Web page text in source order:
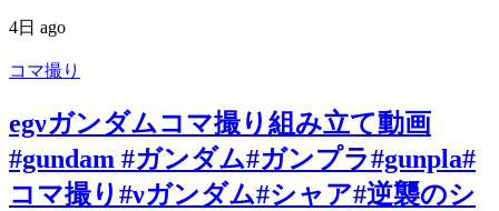
4日 ago
コマ撮り
egνガンダムコマ撮り組み立て動画
#gundam #ガンダム#ガンプラ#gunpla#
コマ撮り#νガンダム#シャア#逆襲のシ